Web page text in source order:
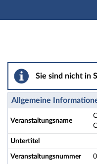
Colloquium: 09-406-
Sie sind nicht in
Allgemeine
Veranstaltungsname
Untertitel
Veranstaltungsnummer